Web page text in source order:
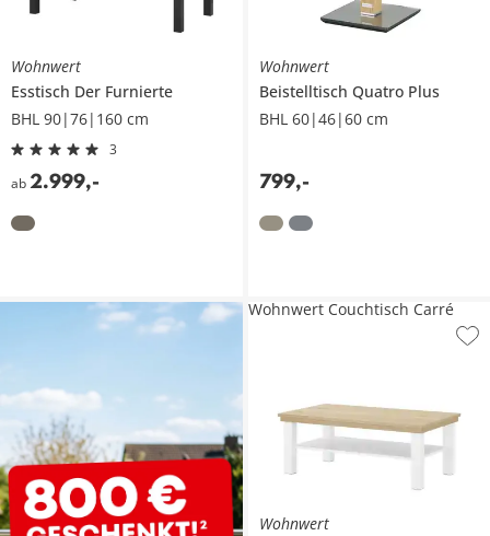
Wohnwert
Esstisch Der Furnierte
BHL 90|76|160 cm
3
ab 2.999,-
Wohnwert
Beistelltisch Quatro Plus
BHL 60|46|60 cm
799,-
Wohnwert
Wohnwert Couchtisch Carré